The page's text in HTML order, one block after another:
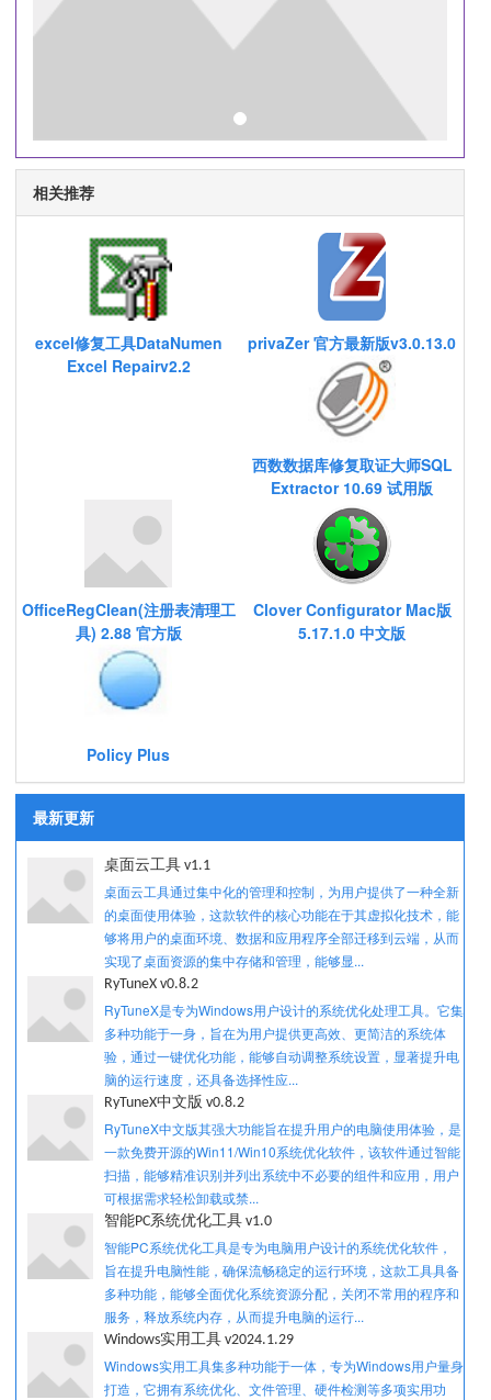
相关推荐
excel修复工具DataNumen
Excel Repairv2.2
privaZer 官方最新版v3.0.13.0
西数数据库修复取证大师SQL
Extractor 10.69 试用版
OfficeRegClean(注册表清理工
具) 2.88 官方版
Clover Configurator Mac版
5.17.1.0 中文版
Policy Plus
最新更新
桌面云工具 v1.1
桌面云工具通过集中化的管理和控制，为用户提供了一种全新
的桌面使用体验，这款软件的核心功能在于其虚拟化技术，能
够将用户的桌面环境、数据和应用程序全部迁移到云端，从而
实现了桌面资源的集中存储和管理，能够显...
RyTuneX v0.8.2
RyTuneX是专为Windows用户设计的系统优化处理工具。它集
多种功能于一身，旨在为用户提供更高效、更简洁的系统体
验，通过一键优化功能，能够自动调整系统设置，显著提升电
脑的运行速度，还具备选择性应...
RyTuneX中文版 v0.8.2
RyTuneX中文版其强大功能旨在提升用户的电脑使用体验，是
一款免费开源的Win11/Win10系统优化软件，该软件通过智能
扫描，能够精准识别并列出系统中不必要的组件和应用，用户
可根据需求轻松卸载或禁...
智能PC系统优化工具 v1.0
智能PC系统优化工具是专为电脑用户设计的系统优化软件，
旨在提升电脑性能，确保流畅稳定的运行环境，这款工具具备
多种功能，能够全面优化系统资源分配，关闭不常用的程序和
服务，释放系统内存，从而提升电脑的运行...
Windows实用工具 v2024.1.29
Windows实用工具集多种功能于一体，专为Windows用户量身
打造，它拥有系统优化、文件管理、硬件检测等多项实用功